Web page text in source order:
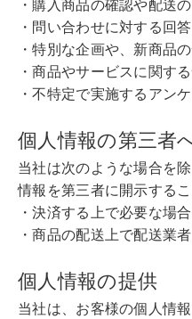
・問い合わせに対する回
・特別な企画や、新商品
・商品やサービスに関す
・不特定で実施するアン
個人情報の第三者
当社は次のような場合を
情報を第三者に開示するこ
・決済する上で必要な場合
・商品の配送上で配送業
個人情報の提供
当社は、お客様の個人情